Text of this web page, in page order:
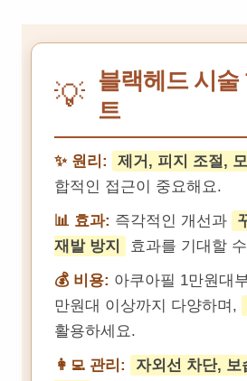
💡 블랙헤드 시술
트
✨ 원리: 제거, 피지 조절,
합적인 접근이 중요해요.
📊 효과: 즉각적인 개선과
재발 방지
효과를 기대할
💰 비용: 아쿠아필 1만원대
만원대 이상까지 다양하며,
활용하세요.
👩‍💻 관리:
자외선 차단,